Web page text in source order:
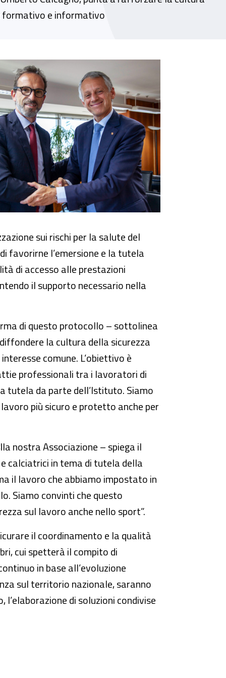
formativo e informativo
sportivo professionistico
sui rischi per la salute del
favorirne l’emersione e la tutela
di accesso alle prestazioni
il supporto necessario nella
di questo protocollo – sottolinea
la cultura della sicurezza
comune. L’obiettivo è
professionali tra i lavoratori di
tutela da parte dell’Istituto. Siamo
più sicuro e protetto anche per
nostra Associazione – spiega il
calciatrici in tema di tutela della
il lavoro che abbiamo impostato in
Siamo convinti che questo
sul lavoro anche nello sport”.
il coordinamento e la qualità
cui spetterà il compito di
in base all’evoluzione
sul territorio nazionale, saranno
di soluzioni condivise